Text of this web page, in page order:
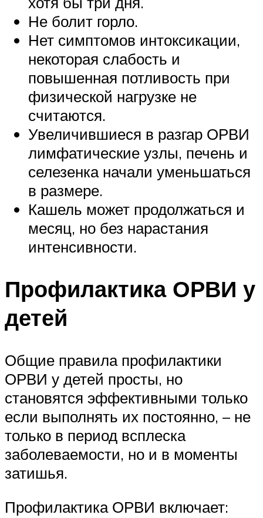
Не болит горло.
Нет симптомов интоксикации,
некоторая слабость и
повышенная потливость при
физической нагрузке не
считаются.
Увеличившиеся в разгар ОРВИ
лимфатические узлы, печень и
селезенка начали уменьшаться
в размере.
Кашель может продолжаться и
месяц, но без нарастания
интенсивности.
Профилактика ОРВИ у
детей
Общие правила профилактики
ОРВИ у детей просты, но
становятся эффективными только
если выполнять их постоянно, – не
только в период всплеска
заболеваемости, но и в моменты
затишья.
Профилактика ОРВИ включает: